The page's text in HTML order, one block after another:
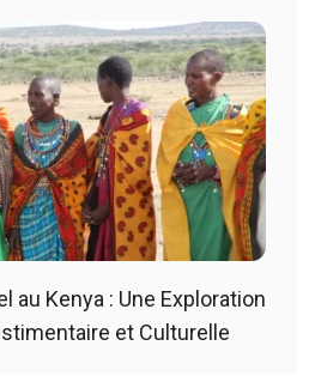
au Kenya : Une Exploration
et Culturelle